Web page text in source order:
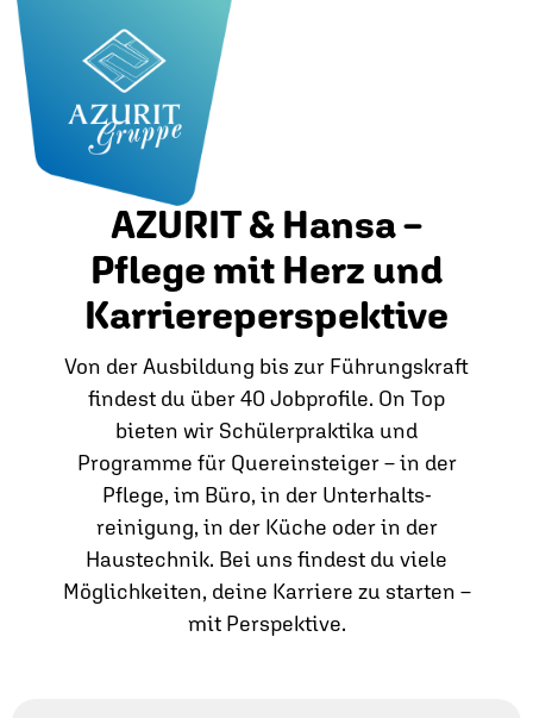
AZURIT & Hansa –
Pflege mit Herz und
Karriereperspektive
Von der Ausbildung bis zur Führungskraft
findest du über 40 Jobprofile. On Top
bieten wir Schülerpraktika und
Programme für Quereinsteiger – in der
Pflege, im Büro, in der Unterhalts­
reinigung, in der Küche oder in der
Haustechnik. Bei uns findest du viele
Möglichkeiten, deine Karriere zu starten –
mit Perspektive.